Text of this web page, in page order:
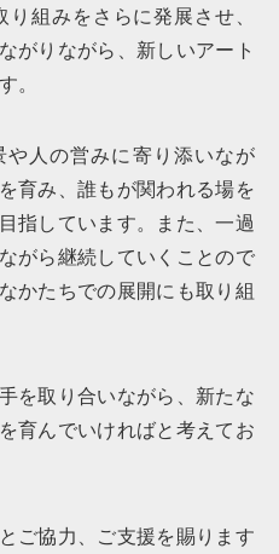
組みをさらに発展させ、
がりながら、新しいアート
。
や人の営みに寄り添いなが
育み、誰もが関われる場を
指しています。また、一過
がら継続していくことので
かたちでの展開にも取り組
を取り合いながら、新たな
育んでいければと考えてお
ご協力、ご支援を賜ります